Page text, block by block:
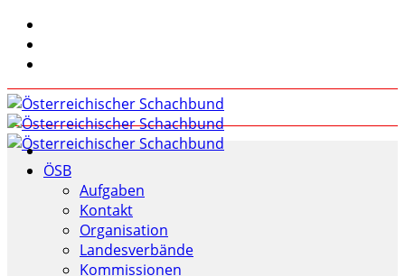
ÖSB
Aufgaben
Kontakt
Organisation
Landesverbände
Kommissionen